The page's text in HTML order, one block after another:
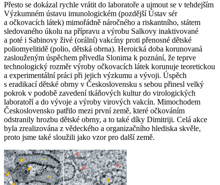
Přesto se dokázal rychle vrátit do laboratoře a ujmout se v tehdejším
Výzkumném ústavu imunologickém (pozdější Ústav sér
a očkovacích látek) mimořádně náročného a riskantního, státem
sledovaného úkolu na přípravu a výrobu Salkovy inaktivované
a poté i Sabinovy živé (orální) vakcíny proti přenosné dětské
poliomyelitidě (polio, dětská obrna). Heroická doba korunovaná
zaslouženým úspěchem přivedla Slonima k poznání, že teprve
technologický rozměr výroby očkovacích látek korunuje teoretickou
a experimentální práci při jejich výzkumu a vývoji. Úspěch
s eradikací dětské obrny v Československu s sebou přinesl velký
pokrok v podobě zavedení tkáňových kultur do virologických
laboratoří a do vývoje a výroby virových vakcín. Mimochodem
Československo patřilo mezi první země, které očkováním
odstranily hrozbu dětské obrny, a to také díky Dimitriji. Celá akce
byla zrealizována z vědeckého a organizačního hlediska skvěle,
proto jsme také sloužili jako vzor pro další země.